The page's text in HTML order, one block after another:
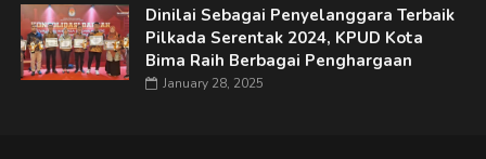
Dinilai Sebagai Penyelanggara Terbaik
Pilkada Serentak 2024, KPUD Kota
Bima Raih Berbagai Penghargaan
January 28, 2025